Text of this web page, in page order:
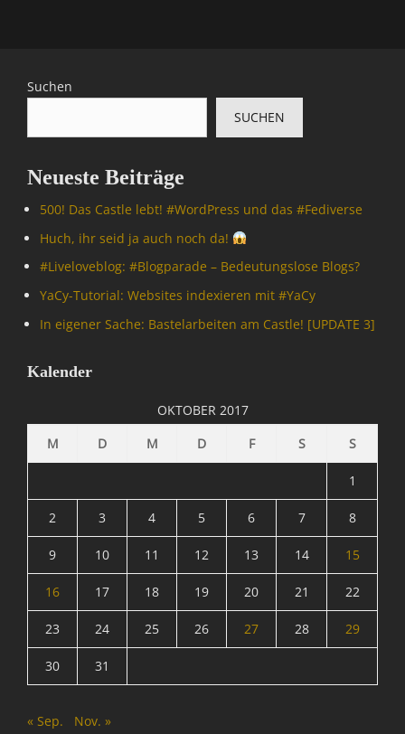
Suchen
SUCHEN
Neueste Beiträge
500! Das Castle lebt! #WordPress und das #Fediverse
Huch, ihr seid ja auch noch da!
#Livelove­blog: #Blogparade – Bedeutungslose Blogs?
YaCy-Tutorial: Websites indexieren mit #YaCy
In eigener Sache: Bastelarbeiten am Castle! [UPDATE 3]
Kalender
OKTOBER 2017
M
D M D F S S
1
2 3 4 5 6 7 8
9 10 11 12 13 14 15
16 17 18 19 20 21 22
23 24 25 26 27 28 29
30 31
« Sep. Nov. »